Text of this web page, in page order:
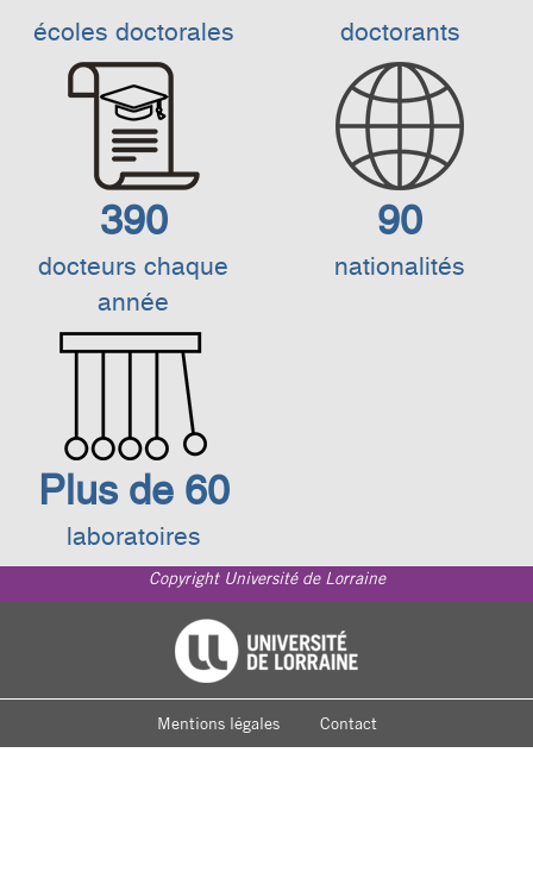
écoles doctorales doctorants
390
docteurs chaque
année
90
nationalités
Plus de 60
laboratoires
Copyright Université de Lorraine
Université de Lorraine
Mentions légales Contact